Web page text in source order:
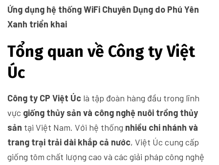
Ứng dụng hệ thống WiFi Chuyên Dụng do Phú Yên
Xanh triển khai
Tổng quan về Công ty Việt
Úc
Công ty CP Việt Úc là tập đoàn hàng đầu trong lĩnh
vực giống thủy sản và công nghệ nuôi trồng thủy
sản tại Việt Nam. Với hệ thống nhiều chi nhánh và
trang trại trải dài khắp cả nước, Việt Úc cung cấp
giống tôm chất lượng cao và các giải pháp công nghệ